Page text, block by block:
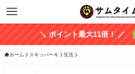
＼ ポイント最大11倍！ ／
ホーム スキッパーキ 生活